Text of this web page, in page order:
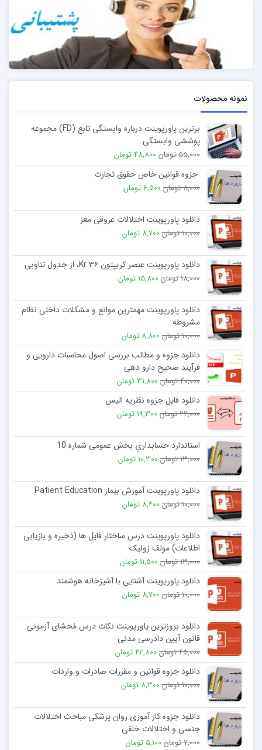
نمونه محصولات
برترین پاورپوینت درباره وابستگی تابع (FD) مجموعه
پوششی وابستگی
55,000 تومان 48,800 تومان
جزوه قوانین خاص حقوق تجارت
8,000 تومان 6,500 تومان
دانلود پاورپوینت اختلالات عروقی مغز
10,000 تومان 8,700 تومان
دانلود پاورپوینت عنصر کریپتون Kr ۳۶، از جدول تناوبی
18,000 تومان 15,800 تومان
دانلود پاورپوینت مهمترین موانع و مشکلات داخلی نظام
مشروطه
10,000 تومان 8,800 تومان
دانلود جزوه و مطالب بررسی اصول محاسبات دارویی و
فرآیند صحیح دارو دهی
40,000 تومان 31,800 تومان
دانلود فایل جزوه نظریه الیس
22,000 تومان 19,300 تومان
استاندارد حسابداري بخش عمومی شماره 10
13,000 تومان 10,300 تومان
دانلود پاورپوینت آموزش بيمار Patient Education
10,000 تومان 8,400 تومان
دانلود پاورپوینت درس ساختار فایل ها (ذخیره و بازیابی
اطلاعات) مولف زولیک
13,000 تومان 11,500 تومان
دانلود پاورپوینت آشنایی با آشپزخانه هوشمند
10,000 تومان 8,700 تومان
دانلود بروزترین پاورپوینت نکات درس مُحَشای آزمونی
قانون آیین دادرسی مدنی
45,000 تومان 42,800 تومان
دانلود جزوه قوانین و مقررات صادرات و واردات
10,000 تومان 8,300 تومان
دانلود جزوه کار آموزی روان پزشکی مباحث اختلالات
جنسی و اختلالات خلقی
7,000 تومان 5,100 تومان